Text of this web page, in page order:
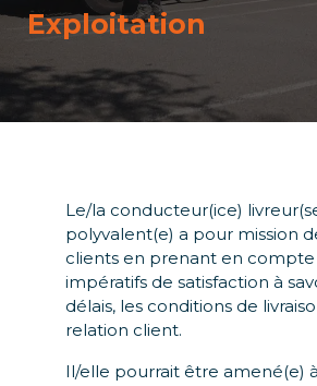
Exploitation
Le/la conducteur(ice)
polyvalent(e) a pour mission
clients en prenant en compte
impératifs de satisfaction à
délais, les conditions de
relation client.
Il/elle pourrait être amené(e)